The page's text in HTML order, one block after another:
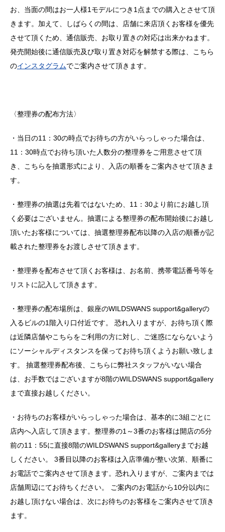
お、当面の間はお一人様1モデルにつき1点までの購入とさせて頂
きます。加えて、しばらくの間は、店舗に来店頂くお客様を優先
させて頂くため、通信販売、お取り置きの対応は出来かねます。
発売開始後に通信販売及び取り置き対応を解禁する際は、こちら
のインスタグラムでご案内させて頂きます。
〈整理券の配布方法〉
・当日の11：30の時点でお待ちの方がいらっしゃった場合は、
11：30時点でお待ち頂いた人数分の整理券をご用意させて頂
き、こちらを抽選形式により、入店の順番をご案内させて頂きま
す。
・整理券の抽選は先着ではないため、11：30より前にお越し頂
く必要はございません。抽選による整理券の配布開始後にお越し
頂いたお客様については、抽選整理券配布以降の入店の順番が記
載された整理券をお渡しさせて頂きます。
・整理券を配布させて頂くお客様は、お名前、携帯電話番号等を
リストに記入して頂きます。
・整理券の配布場所は、銀座のWILDSWANS support&galleryの
入るビルの1階入り口付近です。 恐れ入りますが、お待ち頂く際
は近隣店舗やこちらをご利用の方に対し、ご迷惑にならないよう
にソーシャルディスタンスを保ってお待ち頂くようお願い致しま
す。 抽選整理券配布後、こちらに弊社スタッフがいない場合
は、お手数ではございますが8階のWILDSWANS support&gallery
まで直接お越しください。
・お待ちのお客様がいらっしゃった場合は、基本的に3組ごとに
店内へ入店して頂きます。整理券の1～3番のお客様は開店の5分
前の11：55に直接8階のWILDSWANS support&galleryまでお越
しください。 3番目以降のお客様は入店準備が整い次第、順番に
お電話でご案内させて頂きます。恐れ入りますが、ご案内までは
店舗周辺にてお待ちください。 ご案内のお電話から10分以内に
お越し頂けない場合は、次にお待ちのお客様をご案内させて頂き
ます。